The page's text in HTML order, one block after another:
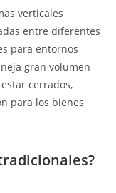
verticales
entre diferentes
para entornos
gran volumen
cerrados,
para los bienes